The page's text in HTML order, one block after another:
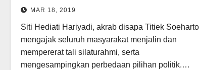
MAR 18, 2019
Siti Hediati Hariyadi, akrab disapa Titiek Soeharto
mengajak seluruh masyarakat menjalin dan
mempererat tali silaturahmi, serta
mengesampingkan perbedaan pilihan politik.…